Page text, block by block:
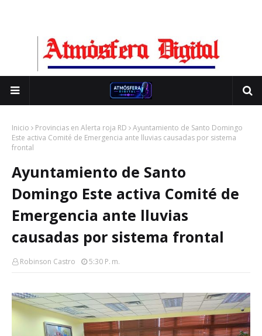
Inicio Provincias en Alerta roja RD
Ayuntamiento de Santo Domingo
Este activa Comité de Emergencia ante lluvias causadas por sistema
frontal
Ayuntamiento de Santo
Domingo Este activa Comité de
Emergencia ante lluvias
causadas por sistema frontal
Robinson Castro 5:30 P. M.